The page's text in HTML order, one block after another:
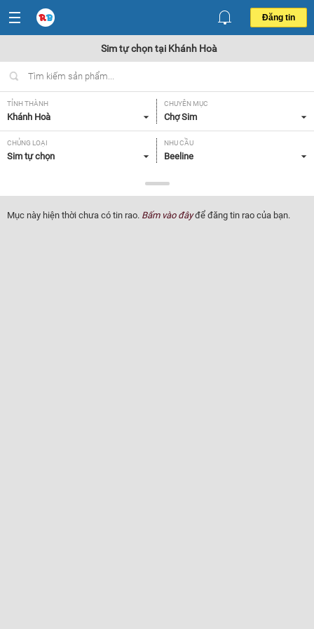
Đăng tin
Sim tự chọn tại Khánh Hoà
TỈNH THÀNH
Khánh Hoà
CHUYÊN MỤC
Chợ Sim
CHỦNG LOẠI
Sim tự chọn
NHU CẦU
Beeline
Tất cả
Mục này hiện thời chưa có tin rao. Bấm vào đâyđể đăng tin rao của bạn.